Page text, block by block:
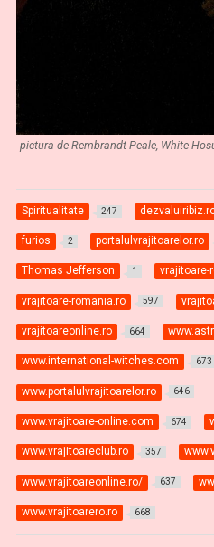
pictura de Rembrandt Peale, White
Spiritualitate 247
furios 2 portalulvrajitoarelor.ro
Thomas Jefferson 1 vrajitoare-
vrajitoare-romania.ro 597
vrajitoareonline.ro 664
www.international-witches.com 673
www.portalulvrajitoarelor.ro 646
www.vrajitoare-online.com 674
www.vrajitoareclub.ro 357
www.vrajitoareonline.ro/ 637
www.vrajitoarero.ro 668